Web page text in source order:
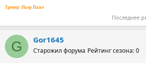
Тренер: Пьер Паже
Последнее
G Gor1645
Старожил форума Рейтинг сезона: 0